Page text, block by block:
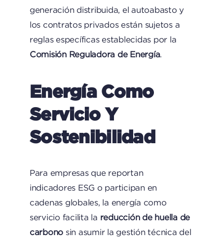
generación distribuida, el autoabasto y
los contratos privados están sujetos a
reglas específicas establecidas por la
Comisión Reguladora de Energía.
Energía Como
Servicio Y
Sostenibilidad
Para empresas que reportan
indicadores ESG o participan en
cadenas globales, la energía como
servicio facilita la reducción de huella de
carbono sin asumir la gestión técnica del